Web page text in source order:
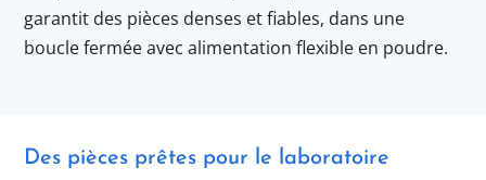
garantit des pièces denses et fiables, dans une
boucle fermée avec alimentation flexible en poudre.
Des pièces prêtes pour le laboratoire